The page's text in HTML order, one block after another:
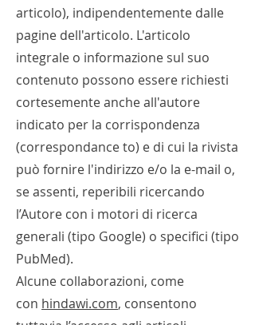
articolo), indipendentemente dalle
pagine dell'articolo. L'articolo
integrale o informazione sul suo
contenuto possono essere richiesti
cortesemente anche all'autore
indicato per la corrispondenza
(correspondance to) e di cui la rivista
può fornire l'indirizzo e/o la e-mail o,
se assenti, reperibili ricercando
l’Autore con i motori di ricerca
generali (tipo Google) o specifici (tipo
PubMed).
Alcune collaborazioni, come
con hindawi.com, consentono